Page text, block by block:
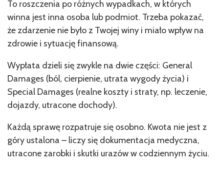
To roszczenia po różnych wypadkach, w których
winna jest inna osoba lub podmiot. Trzeba pokazać,
że zdarzenie nie było z Twojej winy i miało wpływ na
zdrowie i sytuację finansową.
Wypłata dzieli się zwykle na dwie części: General
Damages (ból, cierpienie, utrata wygody życia) i
Special Damages (realne koszty i straty, np. leczenie,
dojazdy, utracone dochody).
Każdą sprawę rozpatruje się osobno. Kwota nie jest z
góry ustalona – liczy się dokumentacja medyczna,
utracone zarobki i skutki urazów w codziennym życiu.